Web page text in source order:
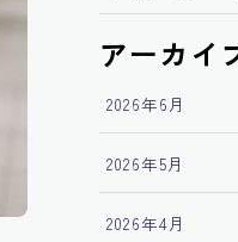
アーカイ
2026年6月
2026年5月
2026年4月